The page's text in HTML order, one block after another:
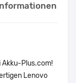
Akku-Plus.com!
Lenovo